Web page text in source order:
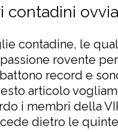
contadini
contadine, le
rovente
record e
articolo
i membri della
dietro le